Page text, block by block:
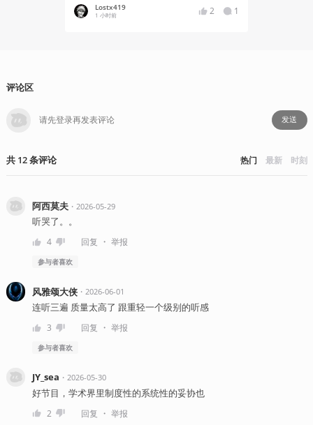
Lostx419
1 小时前 2 1
评论区
发送
共 12条评论 热门 最新 时刻
阿西莫夫・ 2026-05-29
听哭了。。
4 回复 ・ 举报
参与者喜欢
风雅颂大侠・ 2026-06-01
连听三遍 质量太高了 跟重轻一个级别的听感
3 回复 ・ 举报
参与者喜欢
JY_sea ・ 2026-05-30
好节目，学术界里制度性的系统性的妥协也
2 回复 ・ 举报